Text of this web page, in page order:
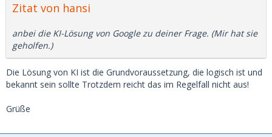
Zitat von hansi
anbei die KI-Lösung von Google zu deiner Frage. (Mir hat sie
geholfen.)
Die Lösung von KI ist die Grundvoraussetzung, die logisch ist und
bekannt sein sollte Trotzdem reicht das im Regelfall nicht aus!
Grüße